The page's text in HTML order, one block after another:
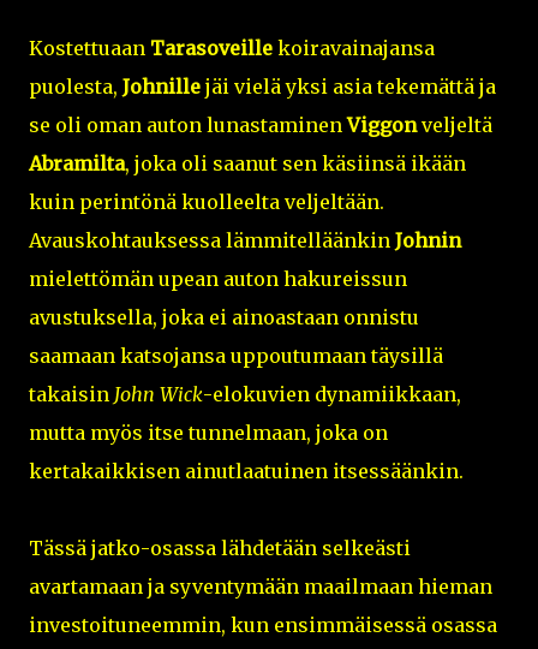
Kostettuaan Tarasoveille koiravainajansa
puolesta, Johnille jäi vielä yksi asia tekemättä ja
se oli oman auton lunastaminenViggonveljeltä
Abramilta, joka oli saanut sen käsiinsä ikään
kuin perintönä kuolleelta veljeltään.
Avauskohtauksessa lämmitelläänkin Johnin
mielettömän upean auton hakureissun
avustuksella, joka ei ainoastaan onnistu
saamaan katsojansa uppoutumaan täysillä
takaisin John Wick-elokuvien dynamiikkaan,
mutta myös itse tunnelmaan, joka on
kertakaikkisen ainutlaatuinen itsessäänkin.
Tässä jatko-osassa lähdetään selkeästi
avartamaan ja syventymään maailmaan hieman
investoituneemmin, kun ensimmäisessä osassa